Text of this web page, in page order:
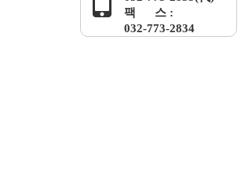
팩 스 :
032-773-2834